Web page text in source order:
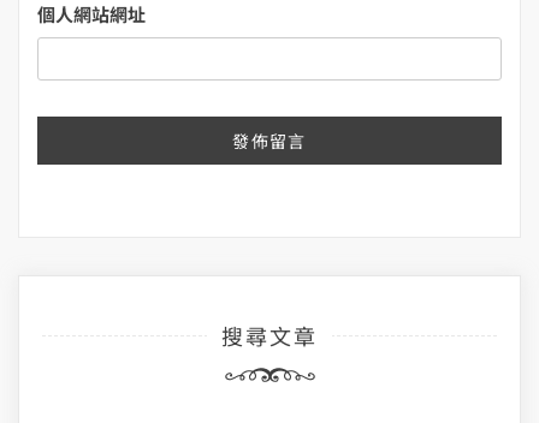
個人網站網址
搜尋文章